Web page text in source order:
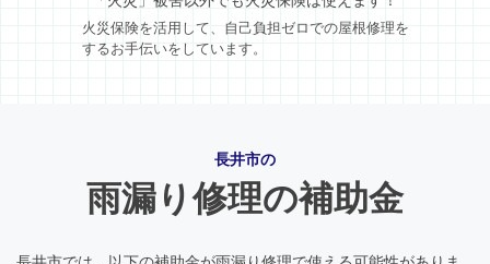
火災保険を活用して、自己負担ゼロでの屋根修理を
するお手伝いをしています。
長井市の
雨漏り修理の補助金